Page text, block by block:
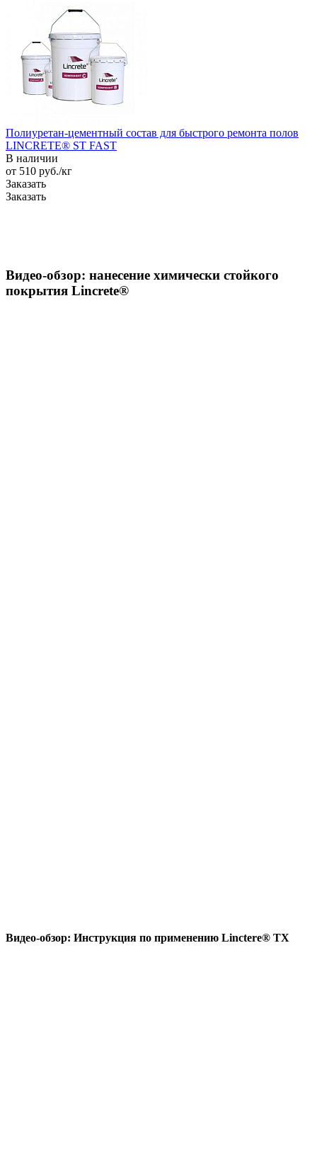
Полиуретан-цементный состав для быстрого ремонта полов
LINCRETE® ST FAST
В наличии
от 510 руб./кг
Заказать
Заказать
Видео-обзор: нанесение химически стойкого
покрытия Lincrete®️
Видео-обзор: Инструкция по применению Linctere® TX